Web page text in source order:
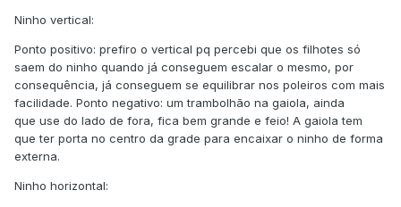
Ninho vertical:
Ponto positivo: prefiro o vertical pq percebi que os filhotes só
saem do ninho quando já conseguem escalar o mesmo, por
consequência, já conseguem se equilibrar nos poleiros com mais
facilidade. Ponto negativo: um trambolhão na gaiola, ainda
que use do lado de fora, fica bem grande e feio! A gaiola tem
que ter porta no centro da grade para encaixar o ninho de forma
externa.
Ninho horizontal: